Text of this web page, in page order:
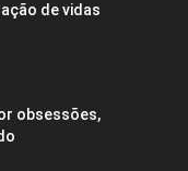
de vidas
obsessões,